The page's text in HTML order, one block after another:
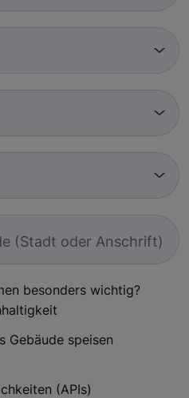
(Stadt oder Anschrift)
besonders wichtig?
Gebäude speisen
(APIs)